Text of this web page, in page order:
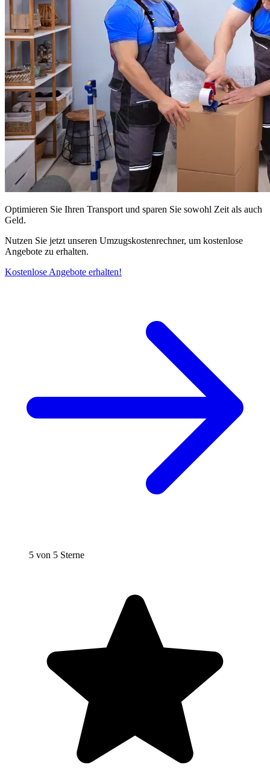
Optimieren Sie Ihren Transport und sparen Sie sowohl Zeit als auch
Geld.
Nutzen Sie jetzt unseren Umzugskostenrechner, um kostenlose
Angebote zu erhalten.
Kostenlose Angebote erhalten!
5 von 5 Sterne